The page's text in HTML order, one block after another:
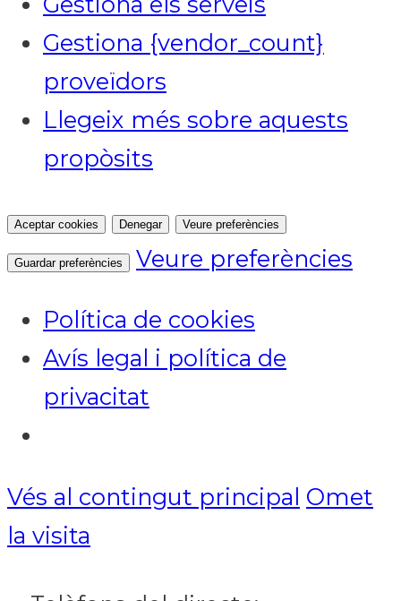
Gestiona {vendor_count}
proveïdors
Llegeix més sobre aquests
propòsits
Aceptar cookies Denegar Veure preferències
Guardar preferències Veure preferències
Política de cookies
Avís legal i política de
privacitat
Vés al contingut principal Omet
la visitaNotícies